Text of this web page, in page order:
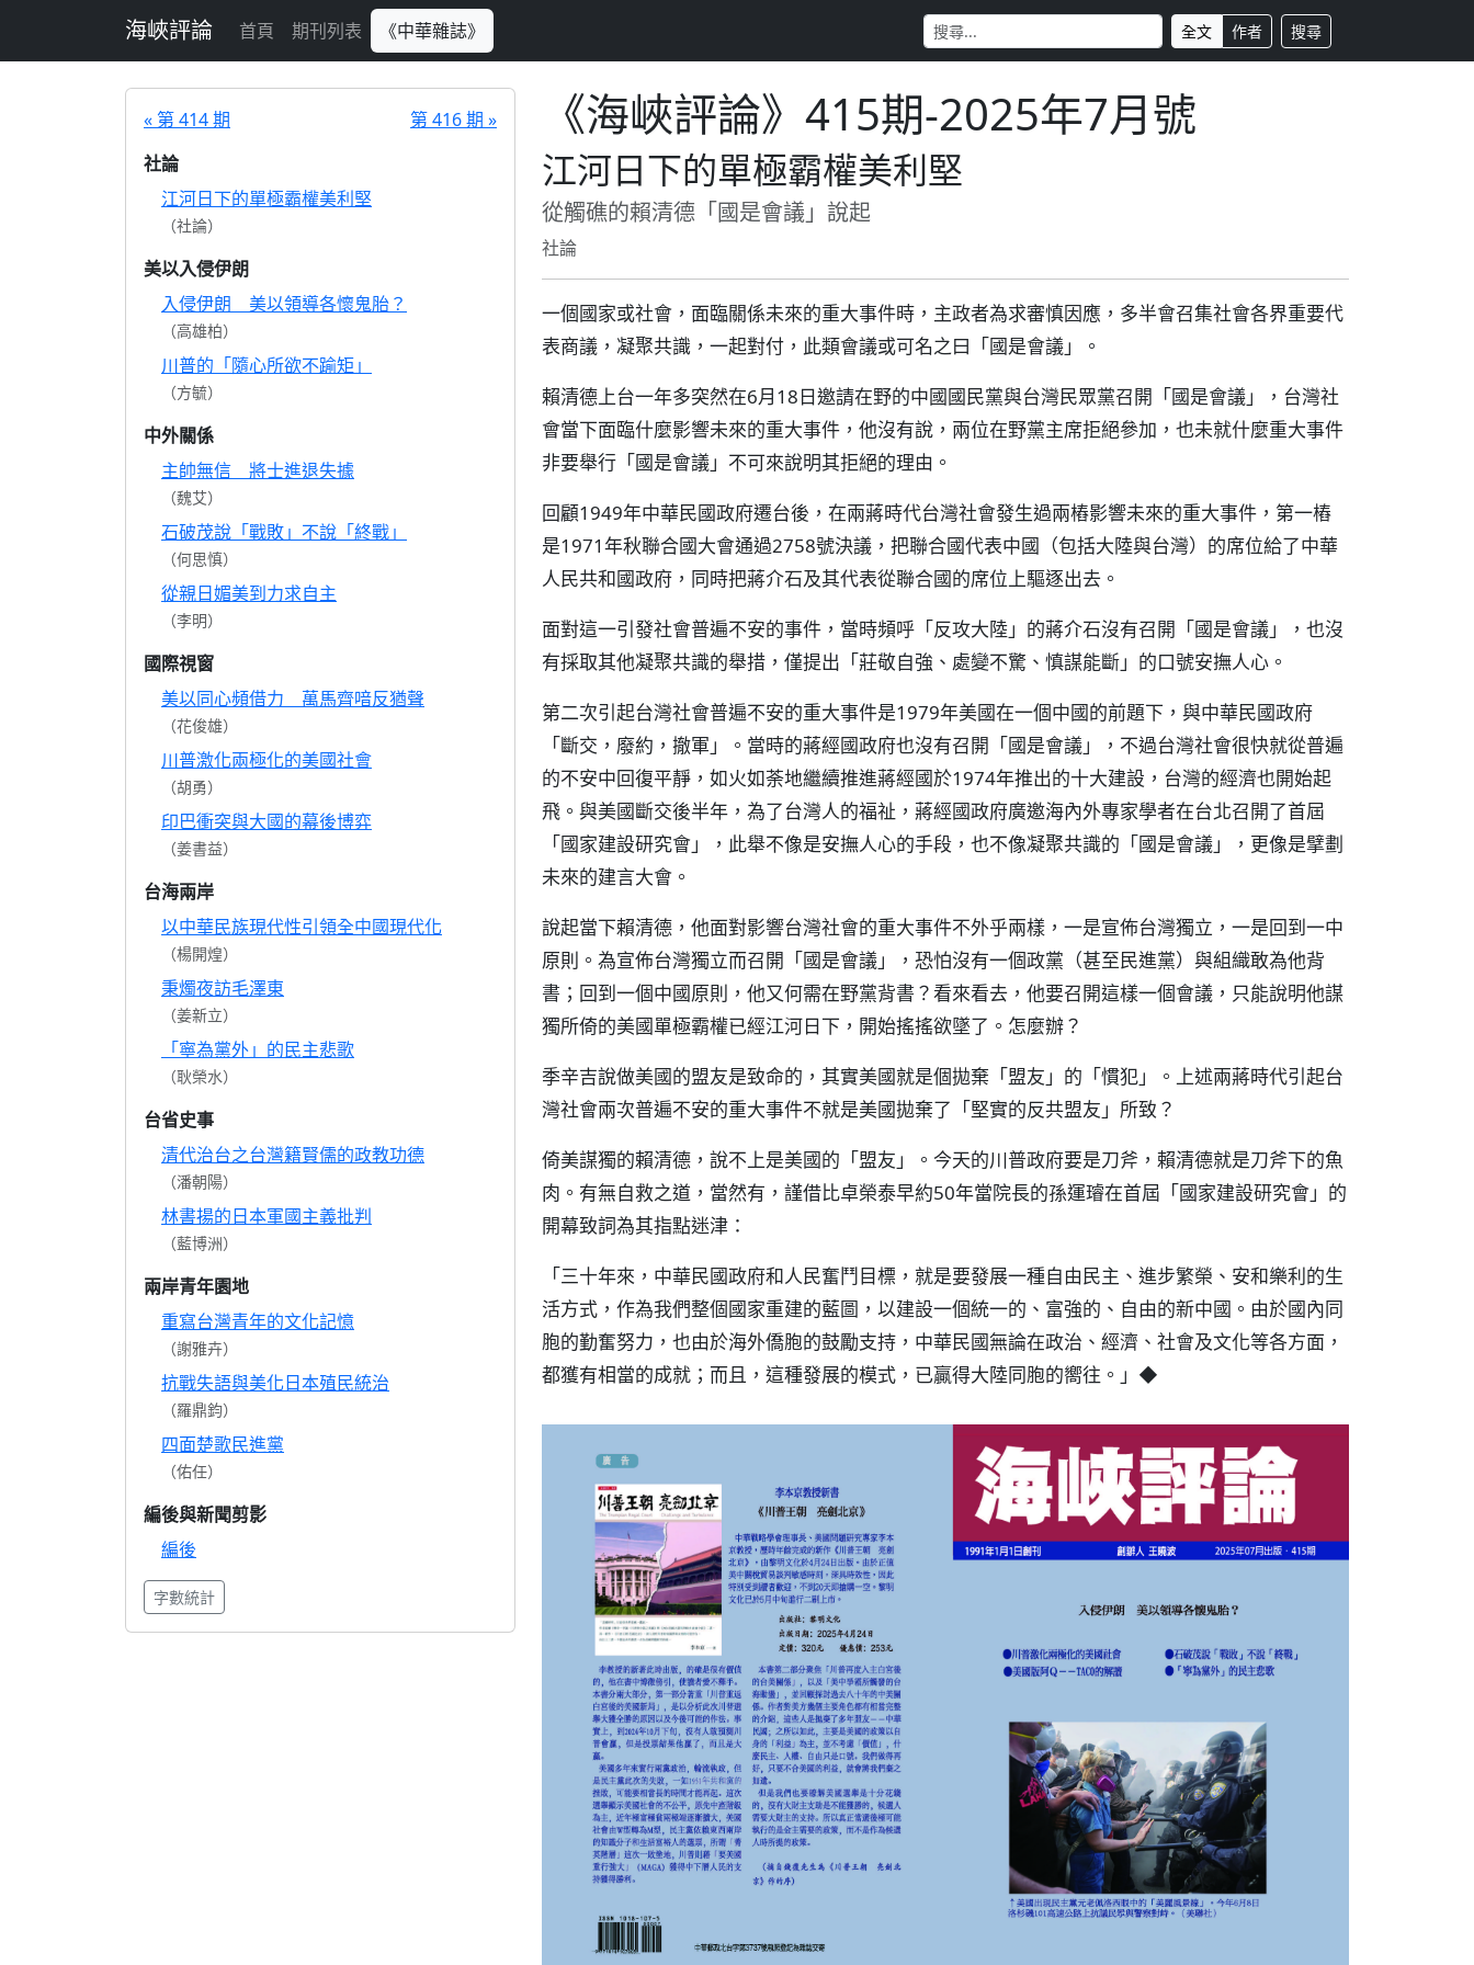
海峽評論 首頁 期刊列表 《中華雜誌》 全文 作者 搜尋
« 第 414 期
第 416 期 »
社論
江河日下的單極霸權美利堅
（社論）
美以入侵伊朗
入侵伊朗 美以領導各懷鬼胎？
（高雄柏）
川普的「隨心所欲不踰矩」
（方毓）
中外關係
主帥無信 將士進退失據
（魏艾）
石破茂說「戰敗」不說「終戰」
（何思慎）
從親日媚美到力求自主
（李明）
國際視窗
美以同心頻借力 萬馬齊喑反猶聲
（花俊雄）
川普激化兩極化的美國社會
（胡勇）
印巴衝突與大國的幕後博弈
（姜書益）
台海兩岸
以中華民族現代性引領全中國現代化
（楊開煌）
秉燭夜訪毛澤東
（姜新立）
「寧為黨外」的民主悲歌
（耿榮水）
台省史事
清代治台之台灣籍賢儒的政教功德
（潘朝陽）
林書揚的日本軍國主義批判
（藍博洲）
兩岸青年園地
重寫台灣青年的文化記憶
（謝雅卉）
抗戰失語與美化日本殖民統治
（羅鼎鈞）
四面楚歌民進黨
（佑任）
編後與新聞剪影
編後
字數統計
《海峽評論》415期-2025年7月號
江河日下的單極霸權美利堅
從觸礁的賴清德「國是會議」說起
社論
一個國家或社會，面臨關係未來的重大事件時，主政者為求審慎因應，多半會召集社會各界重要代
表商議，凝聚共識，一起對付，此類會議或可名之曰「國是會議」。
賴清德上台一年多突然在6月18日邀請在野的中國國民黨與台灣民眾黨召開「國是會議」，台灣社
會當下面臨什麼影響未來的重大事件，他沒有說，兩位在野黨主席拒絕參加，也未就什麼重大事件
非要舉行「國是會議」不可來說明其拒絕的理由。
回顧1949年中華民國政府遷台後，在兩蔣時代台灣社會發生過兩樁影響未來的重大事件，第一樁
是1971年秋聯合國大會通過2758號決議，把聯合國代表中國（包括大陸與台灣）的席位給了中華
人民共和國政府，同時把蔣介石及其代表從聯合國的席位上驅逐出去。
面對這一引發社會普遍不安的事件，當時頻呼「反攻大陸」的蔣介石沒有召開「國是會議」，也沒
有採取其他凝聚共識的舉措，僅提出「莊敬自強、處變不驚、慎謀能斷」的口號安撫人心。
第二次引起台灣社會普遍不安的重大事件是1979年美國在一個中國的前題下，與中華民國政府
「斷交，廢約，撤軍」。當時的蔣經國政府也沒有召開「國是會議」，不過台灣社會很快就從普遍
的不安中回復平靜，如火如荼地繼續推進蔣經國於1974年推出的十大建設，台灣的經濟也開始起
飛。與美國斷交後半年，為了台灣人的福祉，蔣經國政府廣邀海內外專家學者在台北召開了首屆
「國家建設研究會」，此舉不像是安撫人心的手段，也不像凝聚共識的「國是會議」，更像是擘劃
未來的建言大會。
說起當下賴清德，他面對影響台灣社會的重大事件不外乎兩樣，一是宣佈台灣獨立，一是回到一中
原則。為宣佈台灣獨立而召開「國是會議」，恐怕沒有一個政黨（甚至民進黨）與組織敢為他背
書；回到一個中國原則，他又何需在野黨背書？看來看去，他要召開這樣一個會議，只能說明他謀
獨所倚的美國單極霸權已經江河日下，開始搖搖欲墜了。怎麼辦？
季辛吉說做美國的盟友是致命的，其實美國就是個拋棄「盟友」的「慣犯」。上述兩蔣時代引起台
灣社會兩次普遍不安的重大事件不就是美國拋棄了「堅實的反共盟友」所致？
倚美謀獨的賴清德，說不上是美國的「盟友」。今天的川普政府要是刀斧，賴清德就是刀斧下的魚
肉。有無自救之道，當然有，謹借比卓榮泰早約50年當院長的孫運璿在首屆「國家建設研究會」的
開幕致詞為其指點迷津：
「三十年來，中華民國政府和人民奮鬥目標，就是要發展一種自由民主、進步繁榮、安和樂利的生
活方式，作為我們整個國家重建的藍圖，以建設一個統一的、富強的、自由的新中國。由於國內同
胞的勤奮努力，也由於海外僑胞的鼓勵支持，中華民國無論在政治、經濟、社會及文化等各方面，
都獲有相當的成就；而且，這種發展的模式，已贏得大陸同胞的嚮往。」◆